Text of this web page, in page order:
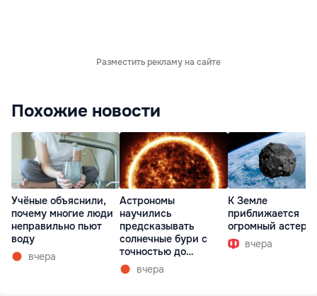
Разместить рекламу на сайте
Похожие новости
Учёные объяснили,
почему многие люди
неправильно пьют
воду
вчера
Астрономы
научились
предсказывать
солнечные бури с
точностью до
получаса
вчера
К Земле
приближается
огромный
вчера